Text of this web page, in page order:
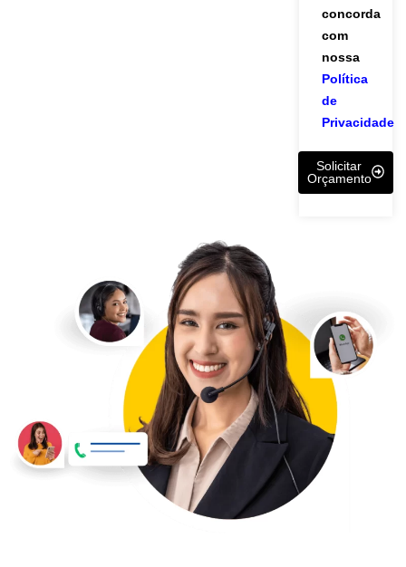
concorda
com
nossa
Política
de
Privacidade
Solicitar
Orçamento